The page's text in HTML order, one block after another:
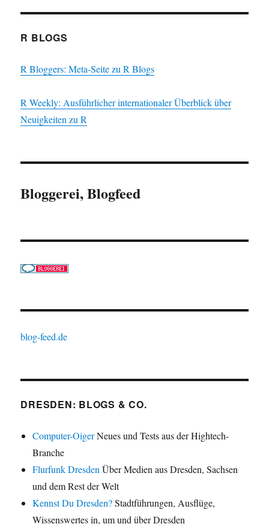
R BLOGS
R Bloggers: Meta-Seite zu R Blogs
R Weekly: Ausführlicher internationaler Überblick über
Neuigkeiten zu R
Bloggerei, Blogfeed
blog-feed.de
DRESDEN: BLOGS & CO.
Computer-OigerNeues und Tests aus der Hightech-
Branche
Flurfunk Dresden Über Medien aus Dresden, Sachsen
und dem Rest der Welt
Kennst Du Dresden?Stadtführungen, Ausflüge,
Wissenswertes in, um und über Dresden